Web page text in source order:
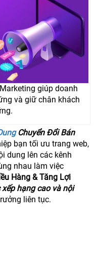
giúp doanh
và giữ chân khách
Chuyển Đổi Bán
bạn tối ưu trang web,
dung lên các kênh
nhau làm việc
Hàng & Tăng Lợi
hạng cao và nội
liên tục.